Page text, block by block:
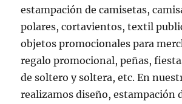
estampación de camisetas,
polares, cortavientos, textil
objetos promocionales para
regalo promocional, peñas,
de soltero y soltera, etc. En
realizamos diseño, estampación